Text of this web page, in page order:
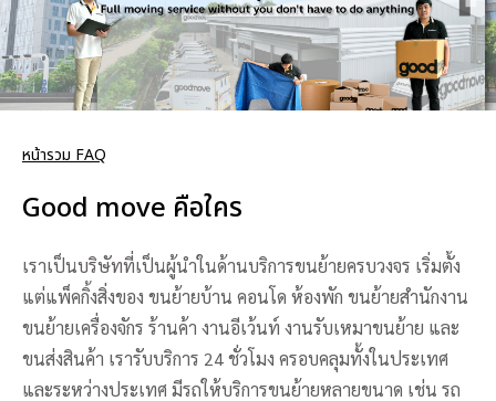
หน้ารวม FAQ
Good move คือใคร
เราเป็นบริษัทที่เป็นผู้นำในด้านบริการขนย้ายครบวงจร เริ่มตั้ง
แต่แพ็คกิ้งสิ่งของ ขนย้ายบ้าน คอนโด ห้องพัก ขนย้ายสำนักงาน
ขนย้ายเครื่องจักร ร้านค้า งานอีเว้นท์ งานรับเหมาขนย้าย และ
ขนส่งสินค้า เรารับบริการ 24 ชั่วโมง ครอบคลุมทั้งในประเทศ
และระหว่างประเทศ มีรถให้บริการขนย้ายหลายขนาด เช่น รถ